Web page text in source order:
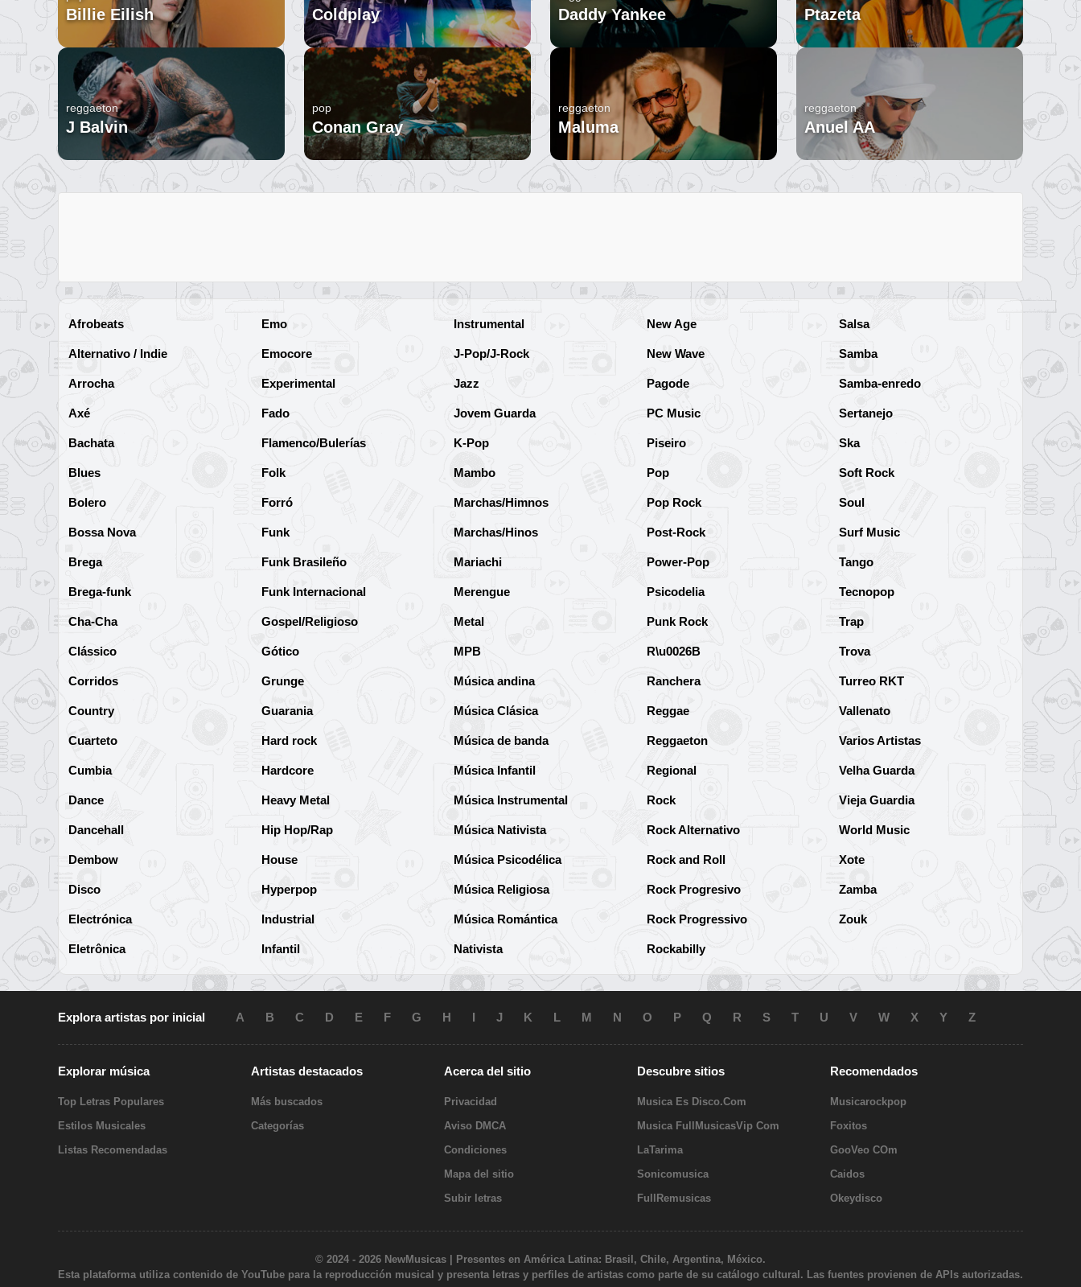
Billie Eilish Coldplay Daddy Yankee Ptazeta
reggaeton
J Balvin
pop
Conan Gray
reggaeton
Maluma
reggaeton
Anuel AA
Afrobeats
Alternativo / Indie
Arrocha
Axé
Bachata
Blues
Bolero
Bossa Nova
Brega
Brega-funk
Cha-Cha
Clássico
Corridos
Country
Cuarteto
Cumbia
Dance
Dancehall
Dembow
Disco
Electrónica
Eletrônica
Emo
Emocore
Experimental
Fado
Flamenco/Bulerías
Folk
Forró
Funk
Funk Brasileño
Funk Internacional
Gospel/Religioso
Gótico
Grunge
Guarania
Hard rock
Hardcore
Heavy Metal
Hip Hop/Rap
House
Hyperpop
Industrial
Infantil
Instrumental
J-Pop/J-Rock
Jazz
Jovem Guarda
K-Pop
Mambo
Marchas/Himnos
Marchas/Hinos
Mariachi
Merengue
Metal
MPB
Música andina
Música Clásica
Música de banda
Música Infantil
Música Instrumental
Música Nativista
Música Psicodélica
Música Religiosa
Música Romántica
Nativista
New Age
New Wave
Pagode
PC Music
Piseiro
Pop
Pop Rock
Post-Rock
Power-Pop
Psicodelia
Punk Rock
R\u0026B
Ranchera
Reggae
Reggaeton
Regional
Rock
Rock Alternativo
Rock and Roll
Rock Progresivo
Rock Progressivo
Rockabilly
Salsa
Samba
Samba-enredo
Sertanejo
Ska
Soft Rock
Soul
Surf Music
Tango
Tecnopop
Trap
Trova
Turreo RKT
Vallenato
Varios Artistas
Velha Guarda
Vieja Guardia
World Music
Xote
Zamba
Zouk
Explora artistas por inicial A B C D E F G H I J K L M N O P Q R S T U V W X Y Z
Explorar música
Top Letras Populares
Estilos Musicales
Listas Recomendadas
Artistas destacados
Más buscados
Categorías
Acerca del sitio
Privacidad
Aviso DMCA
Condiciones
Mapa del sitio
Subir letras
Descubre sitios
Musica Es Disco.Com
Musica FullMusicasVip Com
LaTarima
Sonicomusica
FullRemusicas
Recomendados
Musicarockpop
Foxitos
GooVeo COm
Caidos
Okeydisco
© 2024 - 2026 NewMusicas | Presentes en América Latina: Brasil, Chile, Argentina, México.
Esta plataforma utiliza contenido de YouTube para la reproducción musical y presenta letras y perfiles de artistas como parte de su catálogo cultural. Las fuentes provienen de APIs autorizadas.